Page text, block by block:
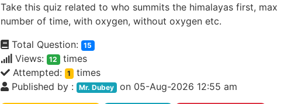
Take this quiz related to who summits the himalayas first, max
number of time, with oxygen, without oxygen etc.
Total Question:
15
Views: 12
times
Attempted:
1
times
Published by :
Mr. Dubey on 05-Aug-2026 12:55 am